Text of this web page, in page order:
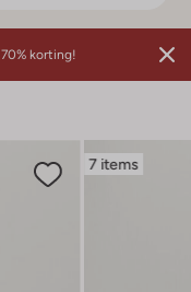
korting!
7 items